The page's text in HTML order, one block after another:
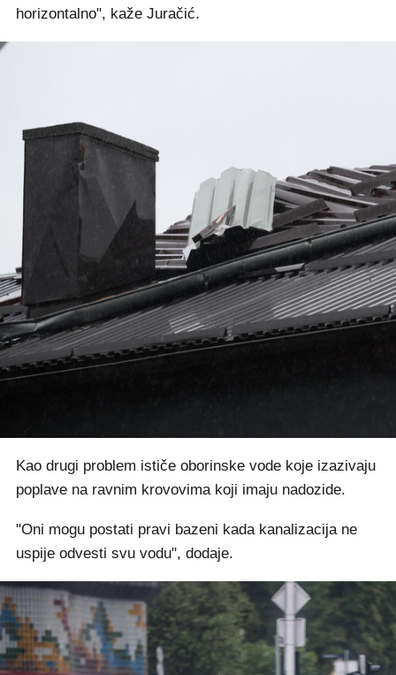
horizontalno", kaže Juračić.
Kao drugi problem ističe oborinske vode koje izazivaju
poplave na ravnim krovovima koji imaju nadozide.
"Oni mogu postati pravi bazeni kada kanalizacija ne
uspije odvesti svu vodu", dodaje.